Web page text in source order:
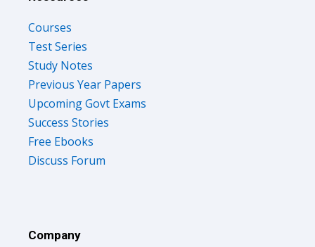
Courses
Test Series
Study Notes
Previous Year Papers
Upcoming Govt Exams
Success Stories
Free Ebooks
Discuss Forum
Company